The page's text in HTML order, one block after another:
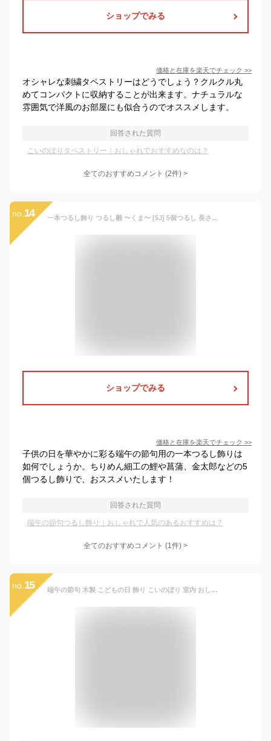
ショップでみる
価格と在庫を楽天でチェック >>
オシャレな刺繍タペストリーはどうでしょう？クルクル丸
めてコンパクトに収納することが出来ます。ナチュラルな
雰囲気で洋風のお部屋にも似合うのでオススメします。
回答された質問
こいのぼりタペストリー｜おしゃれでおすすめなのは？
全てのおすすめコメント (2件) >
no. 14 一本つるし飾り つるし雛 〜くま〜 [5J] 5個つるし 長さ約52cm ちりめん細工 端午の節句 五月人形 初節句 吊るし飾り 雛飾り
ショップでみる
価格と在庫を楽天でチェック >>
子供の日を華やかに彩る端午の節句用の一本つるし飾りは
如何でしょうか。ちりめん細工の鯉や菖蒲、金太郎などの5
個つるし飾りで、おススメいたします！
回答された質問
端午の節句つるし飾り｜おしゃれで人気のあるおすすめは？
全てのおすすめコメント (1件) >
no. 15 端午の節句 木製 こどもの日 飾り こいのぼり 室内 おしゃれ 鯉のぼり コンパクト 置物 子供の日 五月 木製鯉のぼり 木のこいのぼり 五月飾り 男の子 五月人形 卓上 初節句 お祝い 木製こいのぼり ガーランド regalo